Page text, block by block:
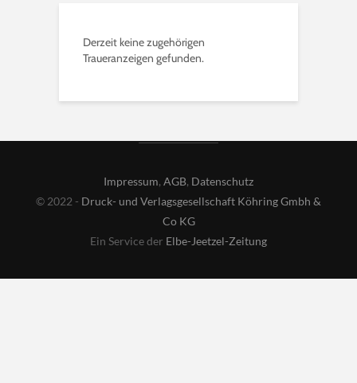
Derzeit keine zugehörigen
Traueranzeigen gefunden.
Impressum, AGB, Datenschutz
© 2022 - Druck- und Verlagsgesellschaft Köhring Gmbh &
Co KG
Ein Service der Elbe-Jeetzel-Zeitung